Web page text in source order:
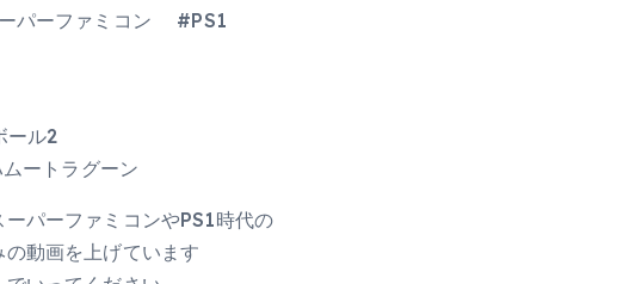
パーファミコン #PS1
ル2
ートラグーン
パーファミコンやPS1時代の
動画を上げています